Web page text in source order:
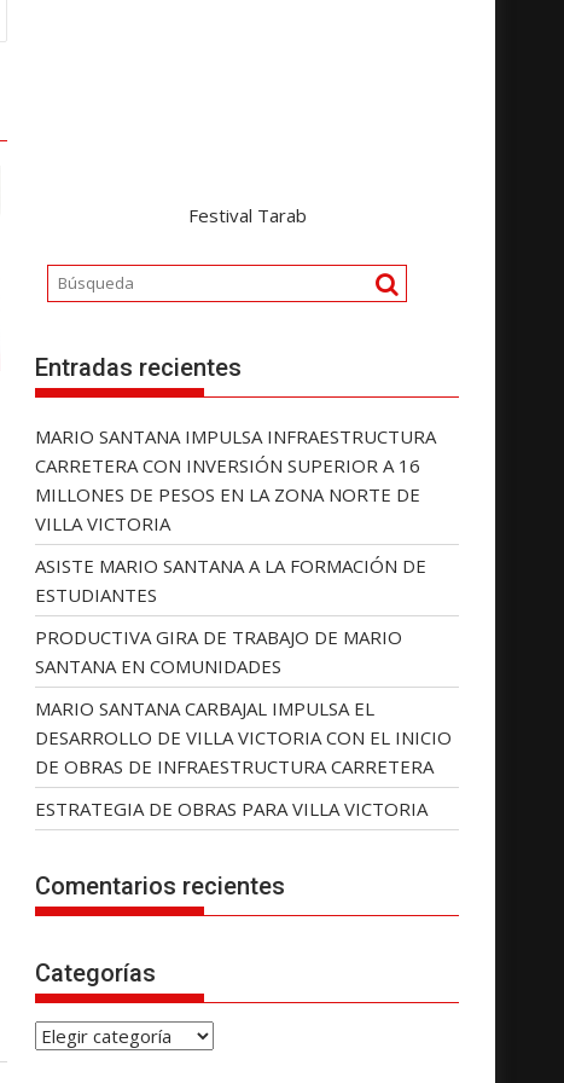
Festival Tarab
Entradas recientes
MARIO SANTANA IMPULSA INFRAESTRUCTURA
CARRETERA CON INVERSIÓN SUPERIOR A 16
MILLONES DE PESOS EN LA ZONA NORTE DE
VILLA VICTORIA
ASISTE MARIO SANTANA A LA FORMACIÓN DE
ESTUDIANTES
PRODUCTIVA GIRA DE TRABAJO DE MARIO
SANTANA EN COMUNIDADES
MARIO SANTANA CARBAJAL IMPULSA EL
DESARROLLO DE VILLA VICTORIA CON EL INICIO
DE OBRAS DE INFRAESTRUCTURA CARRETERA
ESTRATEGIA DE OBRAS PARA VILLA VICTORIA
Comentarios recientes
Categorías
C